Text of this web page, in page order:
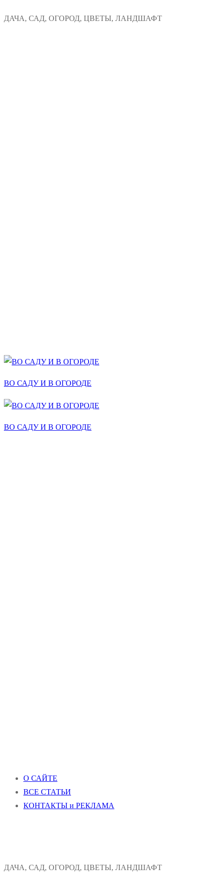
к
ДАЧА, САД, ОГОРОД, ЦВЕТЫ, ЛАНДШАФТ
ВО САДУ И В ОГОРОДЕ
ВО САДУ И В ОГОРОДЕ
О САЙТЕ
ВСЕ СТАТЬИ
КОНТАКТЫ и РЕКЛАМА
ДАЧА, САД, ОГОРОД, ЦВЕТЫ, ЛАНДШАФТ